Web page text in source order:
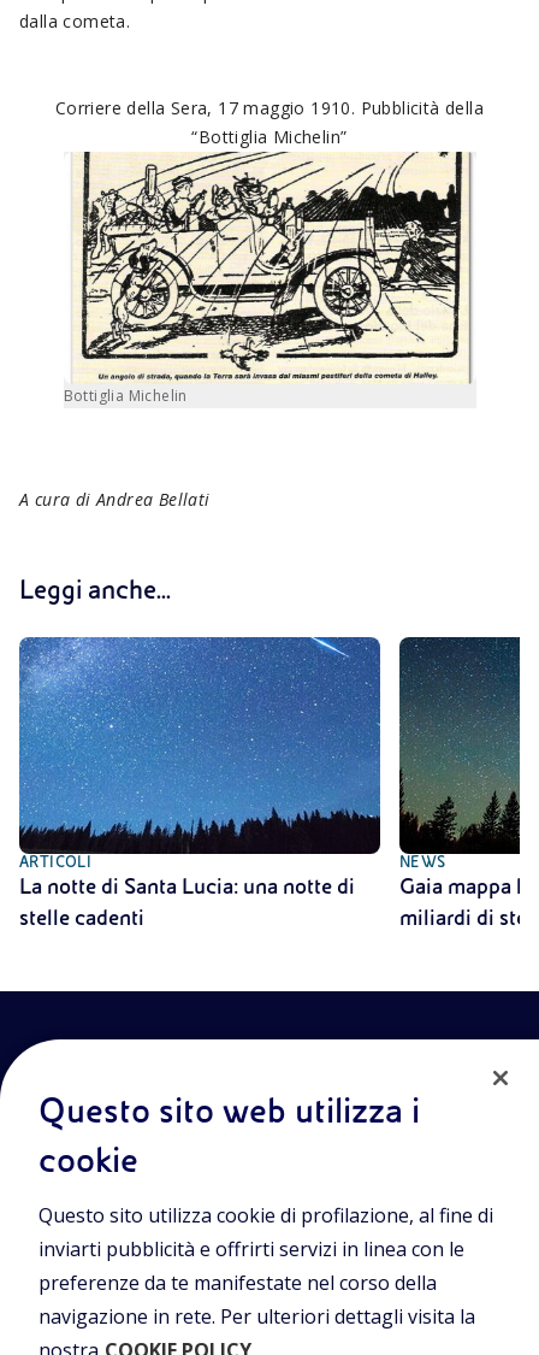
dalla cometa.
Corriere della Sera, 17 maggio 1910. Pubblicità della
“Bottiglia Michelin”
Bottiglia Michelin
A cura di Andrea Bellati
Leggi anche...
ARTICOLI
La notte di Santa Lucia: una notte di
stelle cadenti
NEWS
Gaia mappa
miliardi di
Entra nel mondo Eniscuola.Scopri gli strumenti e le
metodologie innovative per la didattica e naviga tra contenuti
multimediali, lezioni digitali e approfondimenti sui grandi temi
di attualità. Eniscuola è una iniziativa di Eni.
POLICIES
Questo sito web utilizza i
cookie
Questo sito utilizza cookie di profilazione, al fine di
inviarti pubblicità e offrirti servizi in linea con le
preferenze da te manifestate nel corso della
navigazione in rete. Per ulteriori dettagli visita la